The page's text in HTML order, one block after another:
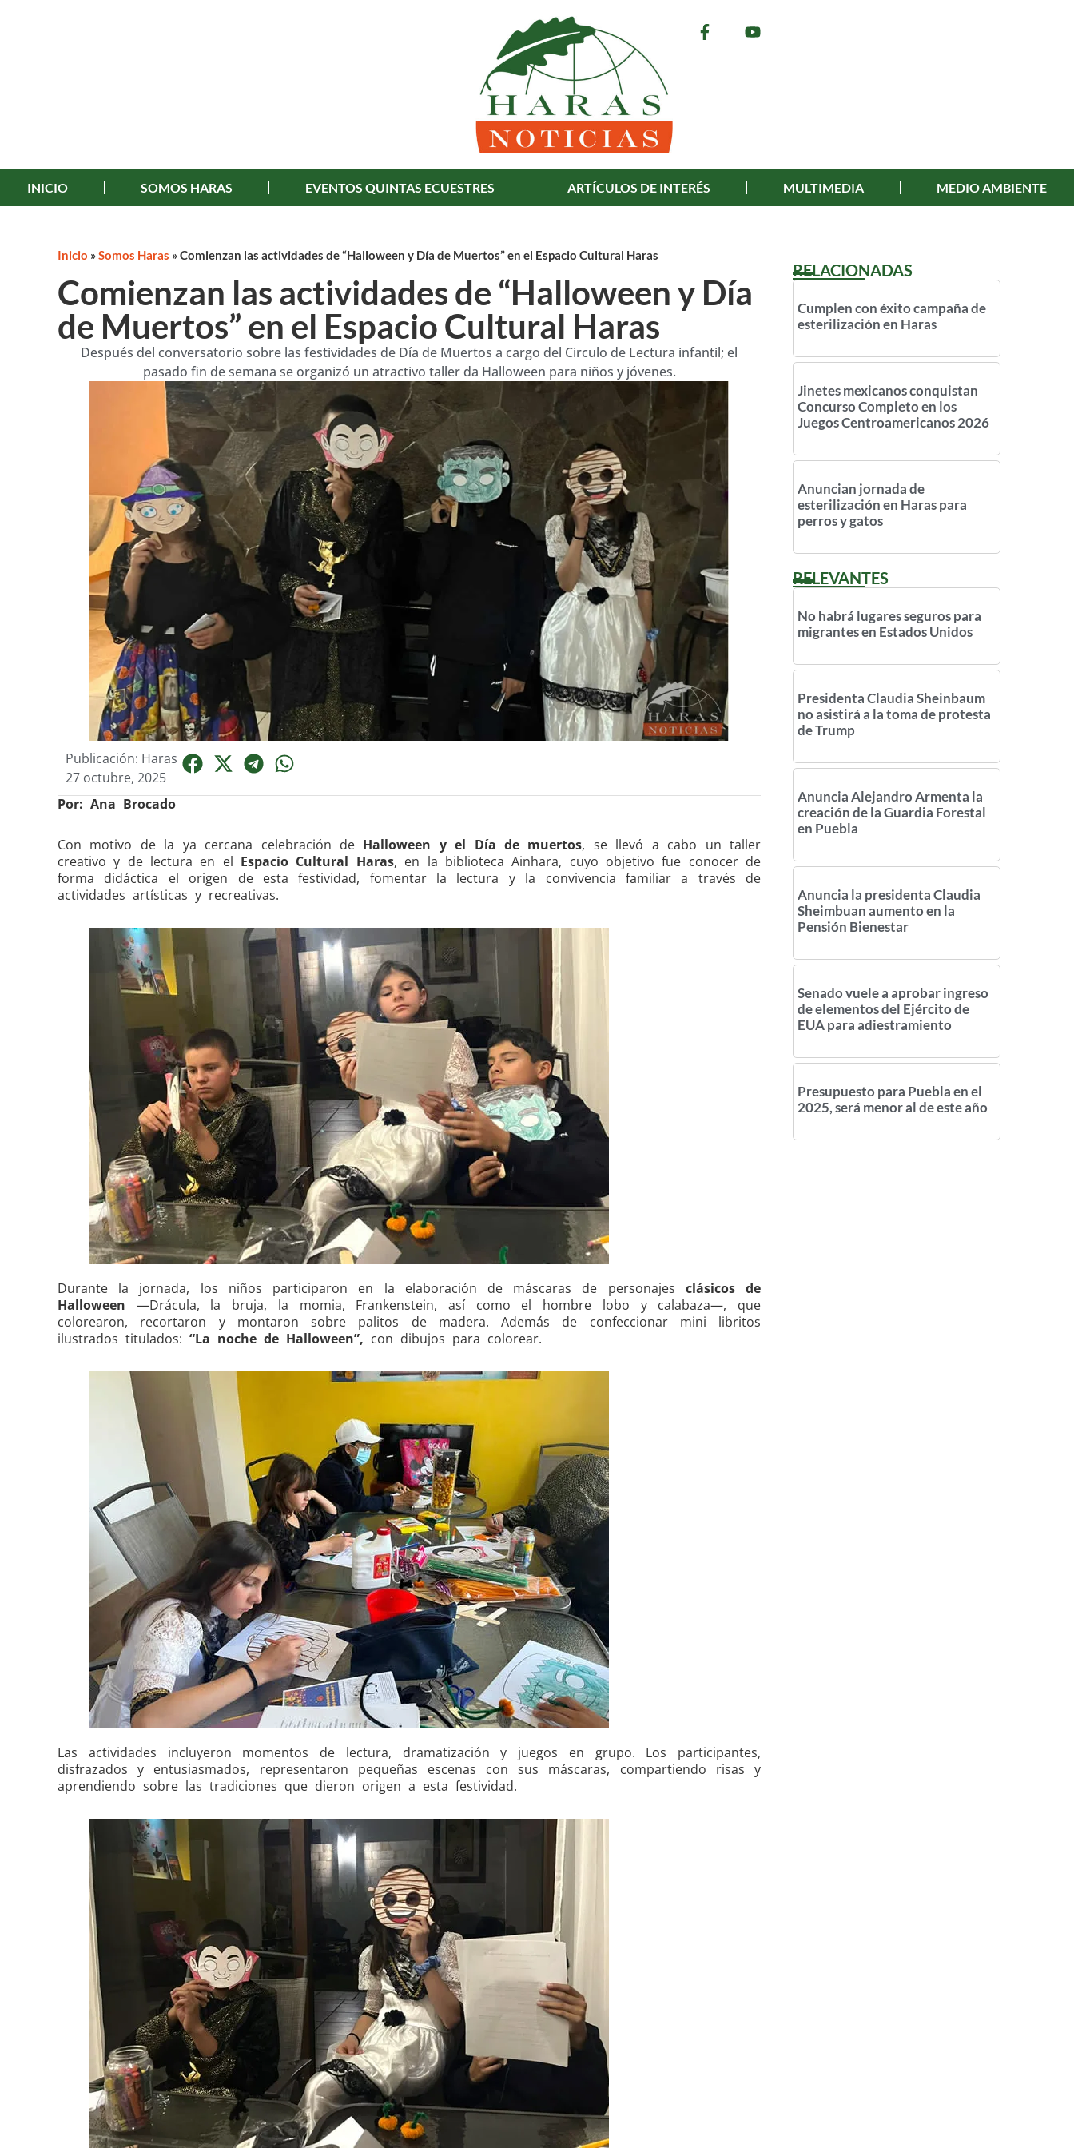
INICIO SOMOS HARAS EVENTOS QUINTAS ECUESTRES ARTÍCULOS DE INTERÉS MULTIMEDIA MEDIO AMBIENTE
Inicio »Somos Haras »Comienzan las actividades de “Halloween y Día de Muertos” en el Espacio Cultural Haras
Comienzan las actividades de “Halloween y Día
de Muertos” en el Espacio Cultural Haras
Después del conversatorio sobre las festividades de Día de Muertos a cargo del Circulo de Lectura infantil; el
pasado fin de semana se organizó un atractivo taller da Halloween para niños y jóvenes.
Publicación: Haras
27 octubre, 2025
Por: Ana Brocado
Con motivo de la ya cercana celebración de Halloween y el Día de muertos, se llevó a cabo un taller
creativo y de lectura en el Espacio Cultural Haras, en la biblioteca Ainhara, cuyo objetivo fue conocer de
forma didáctica el origen de esta festividad, fomentar la lectura y la convivencia familiar a través de
actividades artísticas y recreativas.
Durante la jornada, los niños participaron en la elaboración de máscaras de personajes clásicos de
Halloween —Drácula, la bruja, la momia, Frankenstein, así como el hombre lobo y calabaza—, que
colorearon, recortaron y montaron sobre palitos de madera. Además de confeccionar mini libritos
ilustrados titulados: “La noche de Halloween”, con dibujos para colorear.
Las actividades incluyeron momentos de lectura, dramatización y juegos en grupo. Los participantes,
disfrazados y entusiasmados, representaron pequeñas escenas con sus máscaras, compartiendo risas y
aprendiendo sobre las tradiciones que dieron origen a esta festividad.
RELACIONADAS
Cumplen con éxito campaña de
esterilización en Haras
Jinetes mexicanos conquistan
Concurso Completo en los
Juegos Centroamericanos 2026
Anuncian jornada de
esterilización en Haras para
perros y gatos
RELEVANTES
No habrá lugares seguros para
migrantes en Estados Unidos
Presidenta Claudia Sheinbaum
no asistirá a la toma de protesta
de Trump
Anuncia Alejandro Armenta la
creación de la Guardia Forestal
en Puebla
Anuncia la presidenta Claudia
Sheimbuan aumento en la
Pensión Bienestar
Senado vuele a aprobar ingreso
de elementos del Ejército de
EUA para adiestramiento
Presupuesto para Puebla en el
2025, será menor al de este año